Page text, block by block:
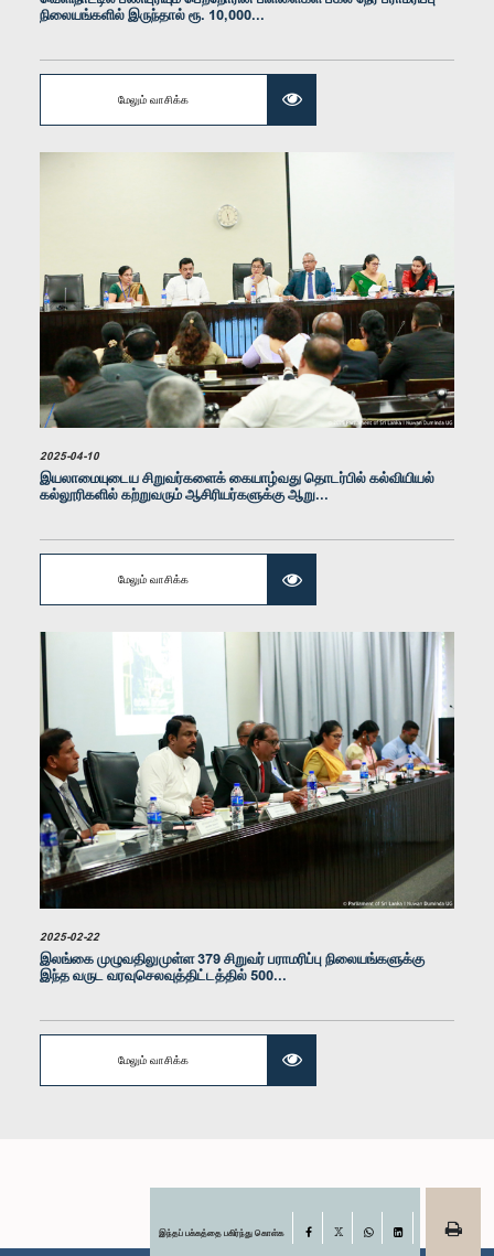
கௌரவ பிமல் ரத்நாயக்க, பா.உ.
கௌரவ சட்டத்தரணி ஹர்ஷன நானாயக்கார, பா.உ.
உறுப்பினர்
கௌரவ (கலாநிதி) ஹினிதும சுனில் செனெவி, பா.உ.
உறுப்பினர்
கௌரவ (திருமதி) சட்டத்தரணி சாகரிகா அதாவுத, பா.உ.
உறுப்பினர்
நிலையங்களில் இருந்தால் ரூ. 10,000...
மேலும் வாசிக்க
2025-04-10
இயலாமையுடைய சிறுவர்களைக் கையாழ்வது தொடர்பில் கல்வியியல்
கல்லூரிகளில் கற்றுவரும் ஆசிரியர்களுக்கு ஆறு...
மேலும் வாசிக்க
2025-02-22
இலங்கை முழுவதிலுமுள்ள 379 சிறுவர் பராமரிப்பு நிலையங்களுக்கு
இந்த வருட வரவுசெலவுத்திட்டத்தில் 500...
மேலும் வாசிக்க
இந்தப் பக்கத்தை பகிர்ந்து கொள்க Facebook
LinkedIn